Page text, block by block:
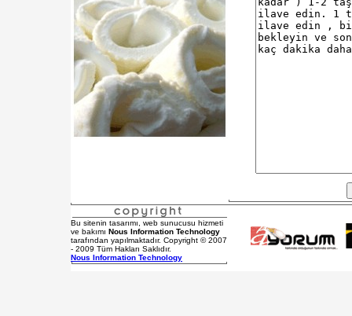
Bu sitenin tasarımı, web sunucusu hizmeti
ve bakımı Nous Information Technology
tarafından yapılmaktadır. Copyright © 2007
- 2009 Tüm Hakları Saklıdır.
Nous Information Technology